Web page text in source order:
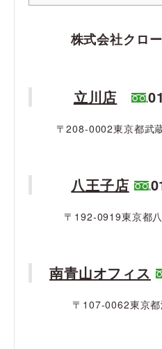
株式会社クロ
立川店
〒208-0002東京都武
八王子店
〒192-0919東京都
南青山オフィス
〒107-0062東京